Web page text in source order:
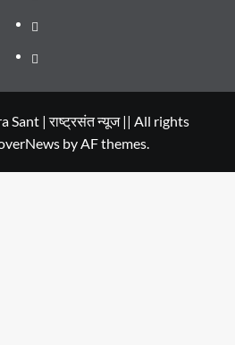
City
in
Dehradun
Places
to
in
Dehradun
सम्पर्क
| राष्ट्रसंत न्यूज || All rights
by AF themes.